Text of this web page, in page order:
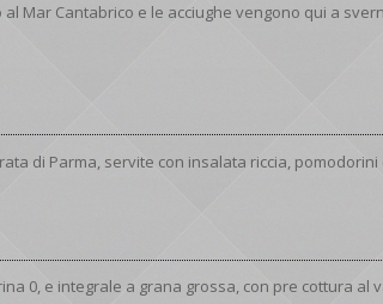
Mar Cantabrico e le acciughe vengono qui a
di Parma, servite con insalata riccia,
0, e integrale a grana grossa, con pre cottura al